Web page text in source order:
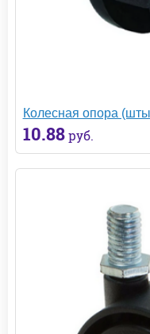
Колесная опора
10.88 руб.